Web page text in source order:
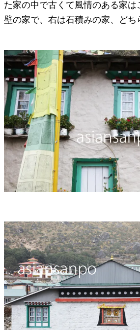
た家の中で古くて風情のある家
壁の家で、右は石積みの家、どち